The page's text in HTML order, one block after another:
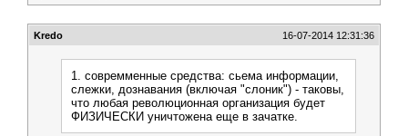
Kredo 16-07-2014 12:31:36
1. совремменные средства: сьема информации,
слежки, дознавания (включая "слоник") - таковы,
что любая революционная организация будет
ФИЗИЧЕСКИ уничтожена еще в зачатке.